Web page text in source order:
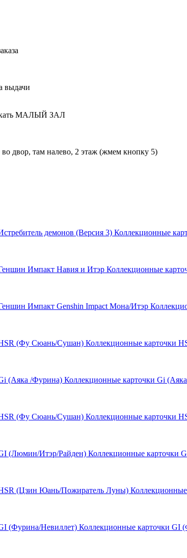
выдачи
МАЛЫЙ ЗАЛ
двор, там налево, 2 этаж (жмем кнопку 5)
Коллекционные
Коллекционные
Коллекционные карточки
Коллекционные карточки Gi
Коллекционные карточки
Коллекционные карточки
Коллекционные карточки GI